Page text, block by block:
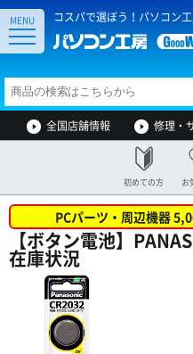
コスパで選ぼう！パソコン工
MENU
全国店舗情報 修理・
初めての方 お
PCパーツ・周辺機器
【ボタン電池】
在庫状況